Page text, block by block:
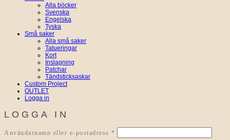
Alla böcker
Svenska
Engelska
Tyska
Små saker
Alla små saker
Tatueringar
Kort
Inslagning
Patchar
Tändsticksaskar
Custom Project
OUTLET
Logga in
LOGGA IN
Användarnamn eller e-postadress *